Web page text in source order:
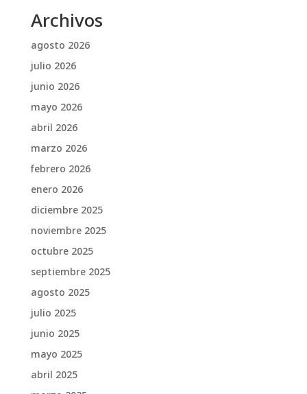
Archivos
agosto 2026
julio 2026
junio 2026
mayo 2026
abril 2026
marzo 2026
febrero 2026
enero 2026
diciembre 2025
noviembre 2025
octubre 2025
septiembre 2025
agosto 2025
julio 2025
junio 2025
mayo 2025
abril 2025